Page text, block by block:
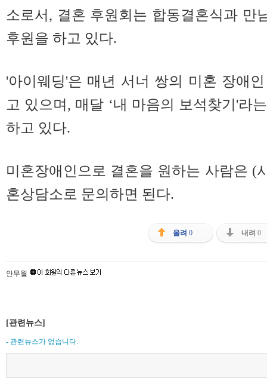
소로서, 결혼 후원회는 합동결혼식과 만
후원을 하고 있다.
'아이웨딩'은 매년 서너 쌍의 미혼 장애
고 있으며, 매달 ‘내 마음의 보석찾기'라
하고 있다.
미혼장애인으로 결혼을 원하는 사람은 (
혼상담소로 문의하면 된다.
올려 0 내려 0
안무월
[관련뉴스]
- 관련뉴스가 없습니다.